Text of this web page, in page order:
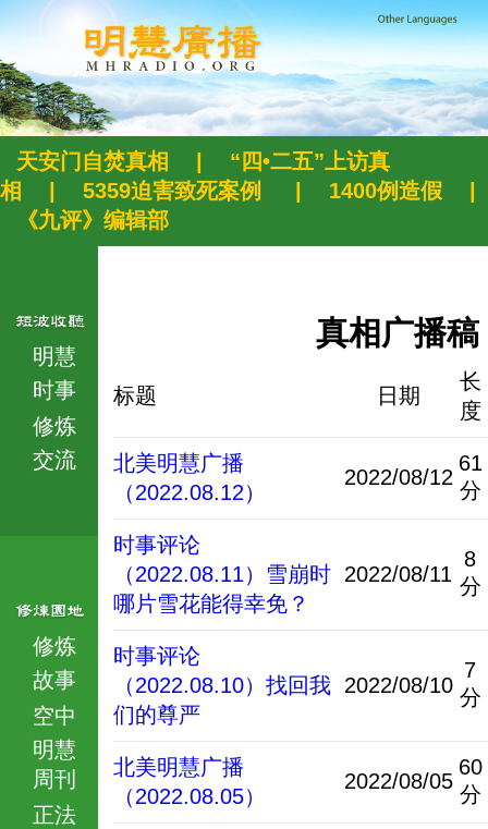
天安门自焚真相
“四•二五”上访真
相
5359迫害致死案例 1400例造假
《九评》编辑部
明慧
时事
修炼
交流
修炼
故事
空中
明慧
周刊
正法
真相广播稿
标题 日期
长
度
北美明慧广播
（2022.08.12）
2022/08/12
61
分
时事评论
（2022.08.11）雪崩时
哪片雪花能得幸免？
2022/08/11
8
分
时事评论
（2022.08.10）找回我
们的尊严
2022/08/10
7
分
北美明慧广播
（2022.08.05）
2022/08/05
60
分